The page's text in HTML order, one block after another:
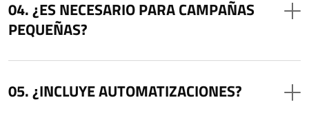
¿ES NECESARIO PARA CAMPAÑAS
PEQUEÑAS?
¿INCLUYE AUTOMATIZACIONES?